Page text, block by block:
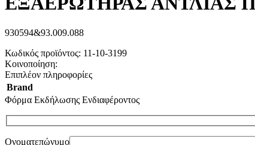
930594&93.009.088
Κωδικός προϊόντος: 11-10-3199
Κοινοποίηση:
Επιπλέον πληροφορίες
Brand
Φόρμα Εκδήλωσης Ενδιαφέροντος
Ονοματεπώνυμο